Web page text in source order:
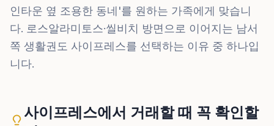
인타운 옆 조용한 동네'를 원하는 가족에게 맞습니
다. 로스알라미토스·씰비치 방면으로 이어지는 남서
쪽 생활권도 사이프레스를 선택하는 이유 중 하나입
니다.
사이프레스에서 거래할 때 꼭 확인할